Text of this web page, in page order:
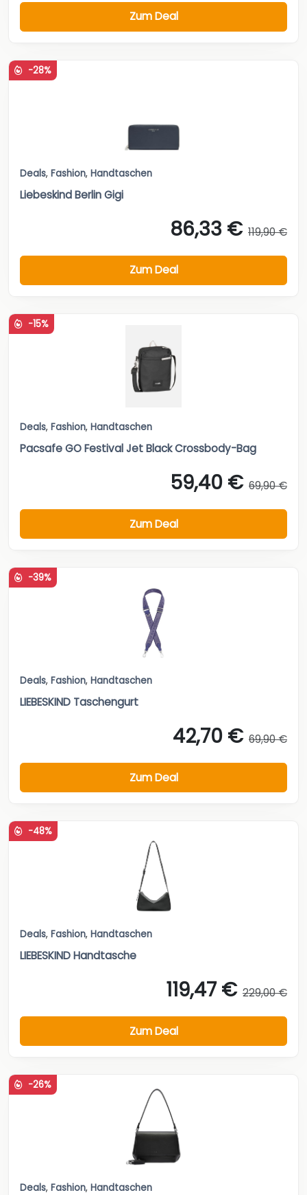
Zum Deal
-28%
Deals, Fashion, Handtaschen
Liebeskind Berlin Gigi
86,33 € 119,90 €
Zum Deal
-15%
Deals, Fashion, Handtaschen
Pacsafe GO Festival Jet Black Crossbody-Bag
59,40 € 69,90 €
Zum Deal
-39%
Deals, Fashion, Handtaschen
LIEBESKIND Taschengurt
42,70 € 69,90 €
Zum Deal
-48%
Deals, Fashion, Handtaschen
LIEBESKIND Handtasche
119,47 € 229,00 €
Zum Deal
-26%
Deals, Fashion, Handtaschen